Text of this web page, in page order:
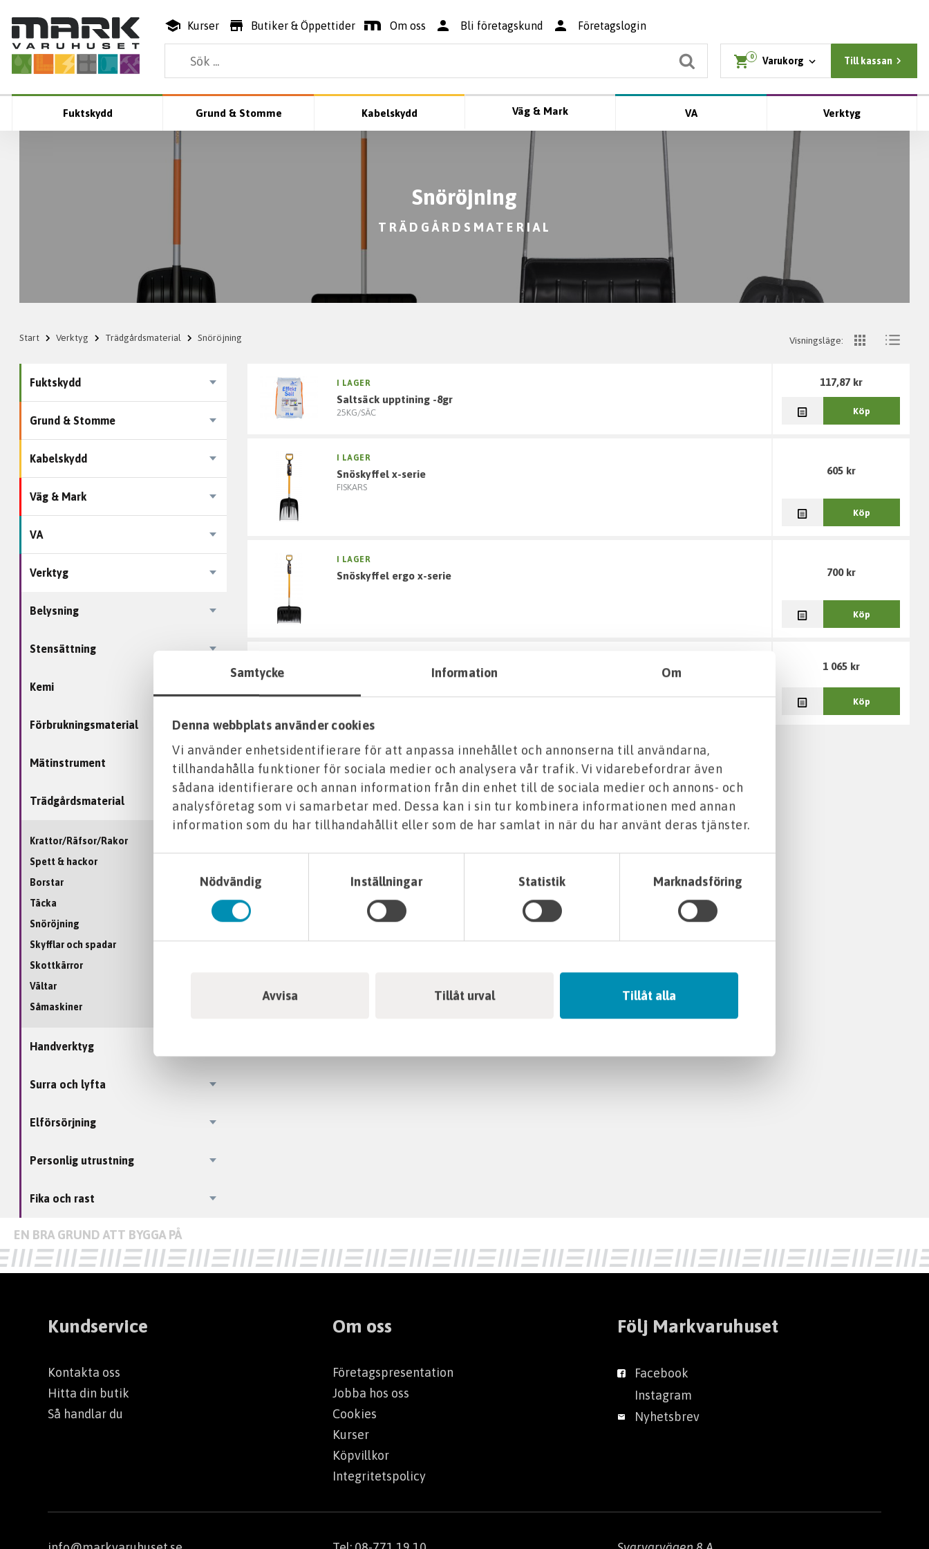
Samtycke Information Om
Denna webbplats använder cookies
Vi använder enhetsidentifierare för att anpassa innehållet och annonserna till användarna,
tillhandahålla funktioner för sociala medier och analysera vår trafik. Vi vidarebefordrar även
sådana identifierare och annan information från din enhet till de sociala medier och annons- och
analysföretag som vi samarbetar med. Dessa kan i sin tur kombinera informationen med annan
information som du har tillhandahållit eller som de har samlat in när du har använt deras tjänster.
Nödvändig
Inställningar Statistik Marknadsföring
Avvisa Tillåt urval Tillåt alla
Kurser Butiker & Öppettider Om oss Bli företagskund Företagslogin
0 Varukorg Till kassan
Fuktskydd Grund & Stomme Kabelskydd Väg & Mark VA Verktyg
Snöröjning
TRÄDGÅRDSMATERIAL
Start Verktyg Trädgårdsmaterial Snöröjning Visningsläge:
Fuktskydd
Grund & Stomme
Kabelskydd
Väg & Mark
VA
Verktyg
Belysning
Stensättning
Kemi
Förbrukningsmaterial
Mätinstrument
Trädgårdsmaterial
Krattor/Räfsor/Rakor
Spett & hackor
Borstar
Täcka
Snöröjning
Skyfflar och spadar
Skottkärror
Vältar
Såmaskiner
Handverktyg
Surra och lyfta
Elförsörjning
Personlig utrustning
Fika och rast
I LAGER
saltsäck upptining -8gr
25KG/SÄC
117,87 kr
Köp
I LAGER
snöskyffel x-serie
FISKARS
605 kr
Köp
I LAGER
snöskyffel ergo x-serie 700 kr
Köp
snösläde snowxpert
1 065 kr
Köp
Kundservice
Kontakta oss
Hitta din butik
Så handlar du
Om oss
Företagspresentation
Jobba hos oss
Cookies
Kurser
Köpvillkor
Integritetspolicy
Följ Markvaruhuset
Facebook
Instagram
Nyhetsbrev